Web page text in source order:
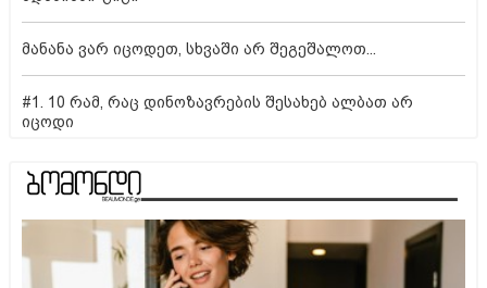
მანანა ვარ იცოდეთ, სხვაში არ შეგეშალოთ...
#1. 10 რამ, რაც დინოზავრების შესახებ ალბათ არ
იცოდი